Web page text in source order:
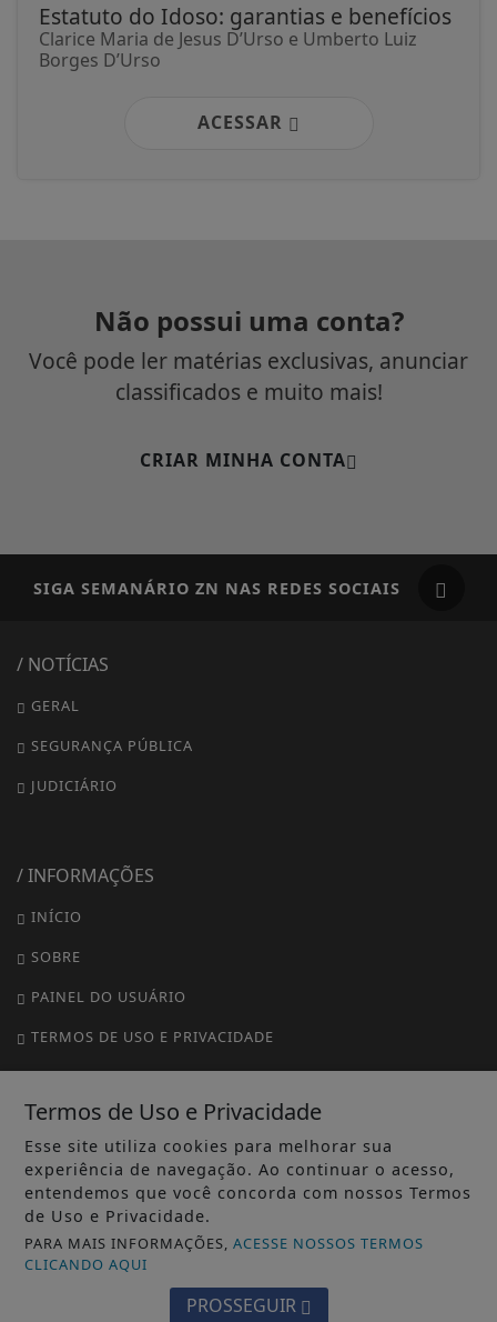
Estatuto do Idoso: garantias e benefícios
Clarice Maria de Jesus D’Urso e Umberto Luiz
Borges D’Urso
ACESSAR
Não possui uma conta?
Você pode ler matérias exclusivas, anunciar
classificados e muito mais!
CRIAR MINHA CONTA
SIGA SEMANÁRIO ZN NAS REDES SOCIAIS
/ NOTÍCIAS
GERAL
SEGURANÇA PÚBLICA
JUDICIÁRIO
/ INFORMAÇÕES
INÍCIO
SOBRE
PAINEL DO USUÁRIO
TERMOS DE USO E PRIVACIDADE
FAQ
CONTATO
© 2020 DK DIGITAL - TODOS OS DIREITOS RESERVADOS.
Termos de Uso e Privacidade
Esse site utiliza cookies para melhorar sua
experiência de navegação. Ao continuar o acesso,
entendemos que você concorda com nossos Termos
de Uso e Privacidade.
PARA MAIS INFORMAÇÕES,ACESSE NOSSOS TERMOS
CLICANDO AQUI
PROSSEGUIR